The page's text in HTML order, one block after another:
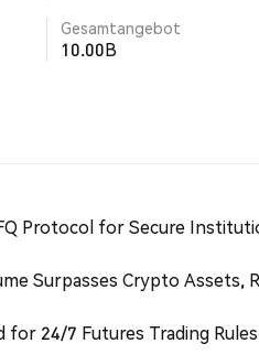
Gesamtangebot
10.00B
Protocol for Secure
Surpasses Crypto Assets,
for 24/7 Futures Trading